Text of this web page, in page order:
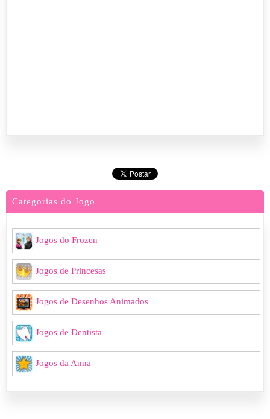
Categorias do Jogo
Jogos do Frozen
Jogos de Princesas
Jogos de Desenhos Animados
Jogos de Dentista
Jogos da Anna